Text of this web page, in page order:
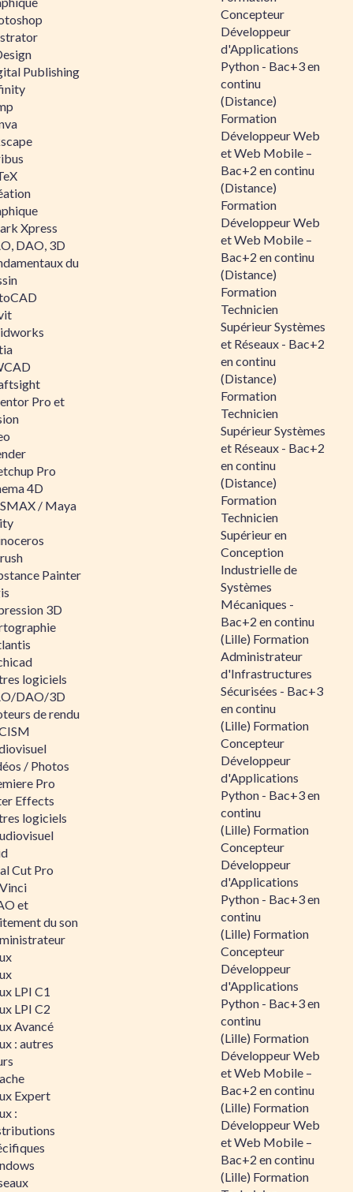
Publishing
Xpress
DAO, 3D
du
Pro et
Pro
4D
/ Maya
Painter
3D
logiciels
DAO/3D
de rendu
/ Photos
Pro
Effects
logiciels
Cut Pro
et
du son
LPI C1
LPI C2
Avancé
: autres
Expert
:
Concepteur
Développeur
d'Applications
Python - Bac+3 en
continu
(Distance)
Formation
Développeur Web
et Web Mobile –
Bac+2 en continu
(Distance)
Formation
Développeur Web
et Web Mobile –
Bac+2 en continu
(Distance)
Formation
Technicien
Supérieur Systèmes
et Réseaux - Bac+2
en continu
(Distance)
Formation
Technicien
Supérieur Systèmes
et Réseaux - Bac+2
en continu
(Distance)
Formation
Technicien
Supérieur en
Conception
Industrielle de
Systèmes
Mécaniques -
Bac+2 en continu
(Lille) Formation
Administrateur
d'Infrastructures
Sécurisées - Bac+3
en continu
(Lille) Formation
Concepteur
Développeur
d'Applications
Python - Bac+3 en
continu
(Lille) Formation
Concepteur
Développeur
d'Applications
Python - Bac+3 en
continu
(Lille) Formation
Concepteur
Développeur
d'Applications
Python - Bac+3 en
continu
(Lille) Formation
Développeur Web
et Web Mobile –
Bac+2 en continu
(Lille) Formation
Développeur Web
et Web Mobile –
Bac+2 en continu
(Lille) Formation